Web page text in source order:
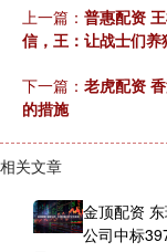
上一篇： 普惠配资
信，王：让战士们养
下一篇： 老虎配资
的措施
相关文章
金顶配资 东
公司中标